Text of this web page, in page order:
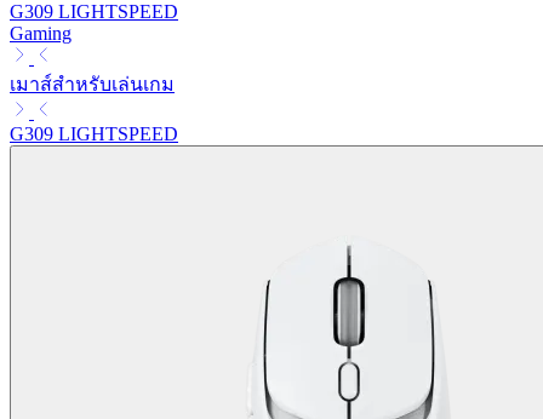
G309 LIGHTSPEED
Gaming
เมาส์สำหรับเล่นเกม
G309 LIGHTSPEED